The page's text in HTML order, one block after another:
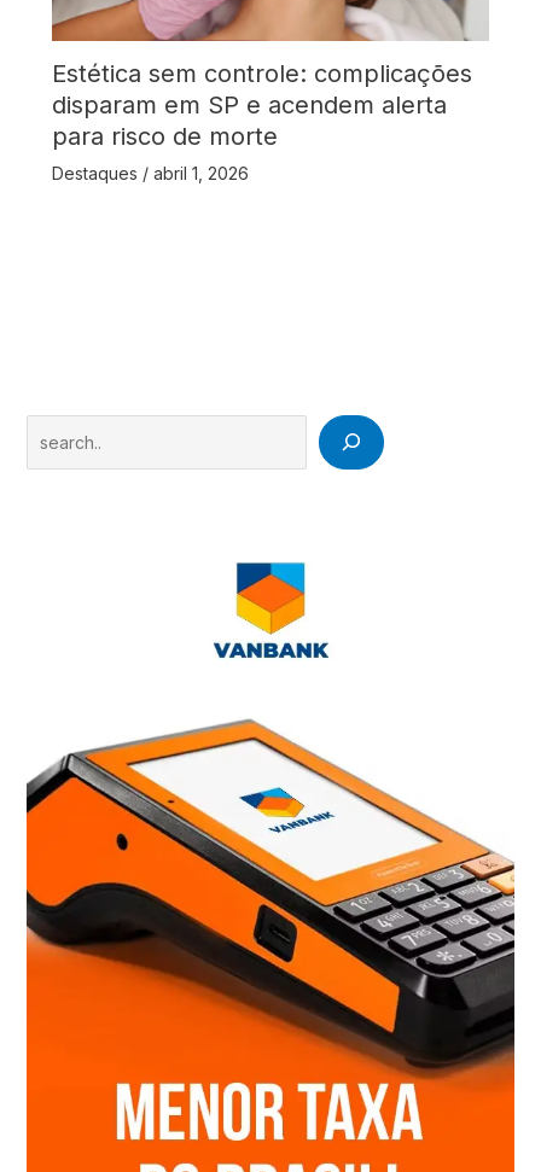
Estética sem controle: complicações
disparam em SP e acendem alerta
para risco de morte
Destaques / abril 1, 2026